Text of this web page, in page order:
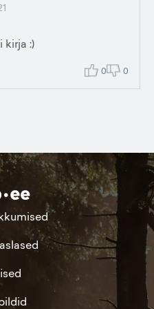
kirja :)
0 0